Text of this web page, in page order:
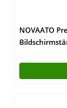
NOVAATO
Höhe